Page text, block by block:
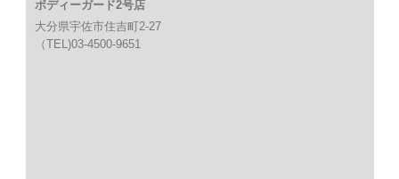
ボディーガード2号店
大分県宇佐市住吉町2-27
（TEL)03-4500-9651